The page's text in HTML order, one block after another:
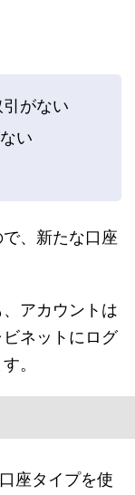
がない
い
、新たな口座
アカウントは
ネットにログ
。
座タイプを使